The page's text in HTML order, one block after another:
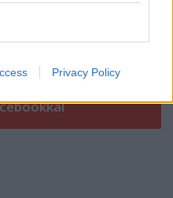
Privacy Policy